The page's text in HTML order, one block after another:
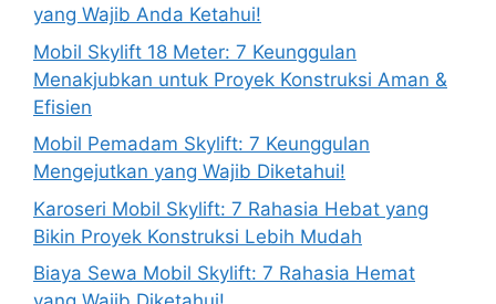
yang Wajib Anda Ketahui!
Mobil Skylift 18 Meter: 7 Keunggulan
Menakjubkan untuk Proyek Konstruksi Aman &
Efisien
Mobil Pemadam Skylift: 7 Keunggulan
Mengejutkan yang Wajib Diketahui!
Karoseri Mobil Skylift: 7 Rahasia Hebat yang
Bikin Proyek Konstruksi Lebih Mudah
Biaya Sewa Mobil Skylift: 7 Rahasia Hemat